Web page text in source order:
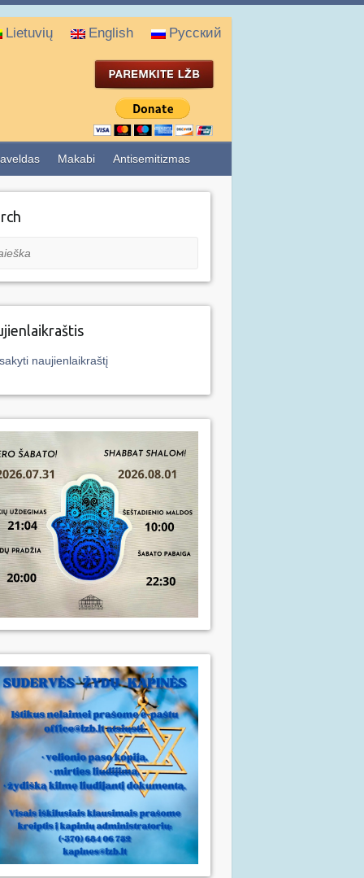
Lietuvių English Русский
Makabi Antisemitizmas
naujienlaikraštį